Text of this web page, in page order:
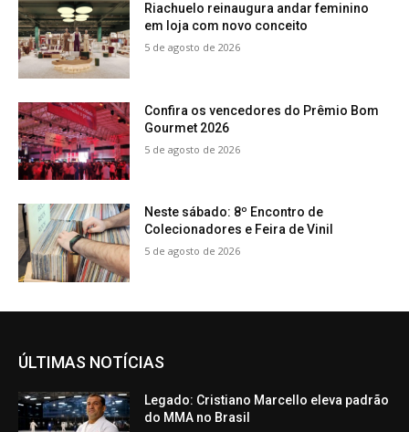
Riachuelo reinaugura andar feminino
em loja com novo conceito
5 de agosto de 2026
Confira os vencedores do Prêmio Bom
Gourmet 2026
5 de agosto de 2026
Neste sábado: 8º Encontro de
Colecionadores e Feira de Vinil
5 de agosto de 2026
ÚLTIMAS NOTÍCIAS
Legado: Cristiano Marcello eleva padrão
do MMA no Brasil